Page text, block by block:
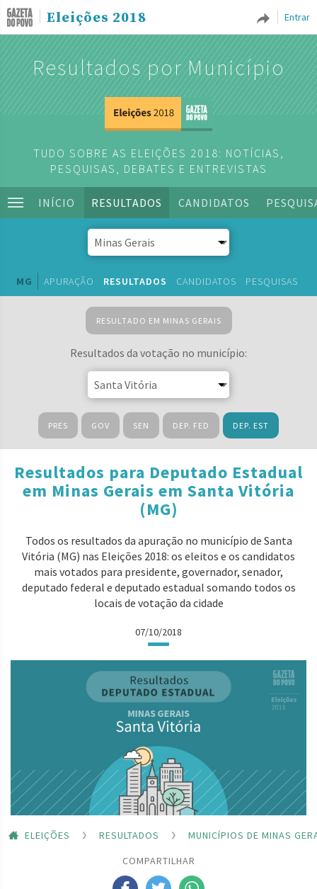
Entrar
Eleições 2018
Resultados por Município
TUDO SOBRE AS ELEIÇÕES 2018: NOTÍCIAS,
PESQUISAS, DEBATES E ENTREVISTAS
INÍCIO RESULTADOS CANDIDATOS
MG APURAÇÃO RESULTADOS CANDIDATOS PESQUISAS
RESULTADO EM MINAS GERAIS
Resultados da votação no município:
PRES GOV SEN DEP. FED DEP. EST
Resultados para Deputado Estadual
em Minas Gerais em Santa Vitória
(MG)
Todos os resultados da apuração no município de Santa
Vitória (MG) nas Eleições 2018: os eleitos e os candidatos
mais votados para presidente, governador, senador,
deputado federal e deputado estadual somando todos os
locais de votação da cidade
07/10/2018
ELEIÇÕES RESULTADOS
MUNICÍPIOS DE MINAS
COMPARTILHAR